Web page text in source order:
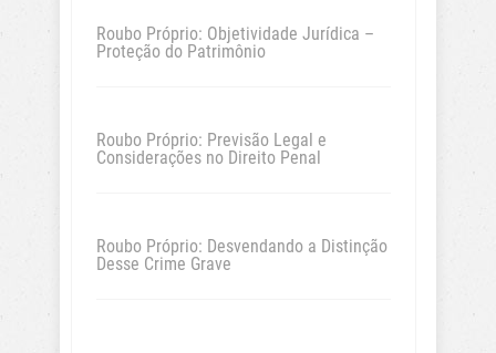
Roubo Próprio: Objetividade Jurídica –
Proteção do Patrimônio
Roubo Próprio: Previsão Legal e
Considerações no Direito Penal
Roubo Próprio: Desvendando a Distinção
Desse Crime Grave